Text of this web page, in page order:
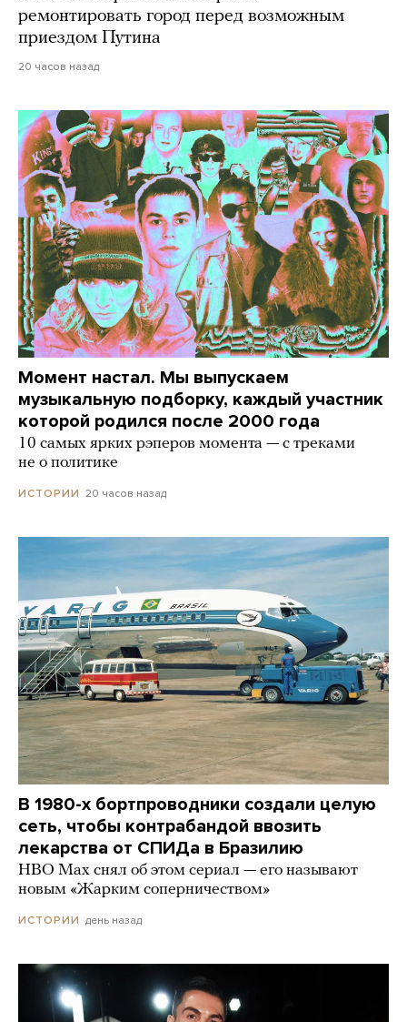
ремонтировать город перед возможным
приездом Путина
20 часов назад
Момент настал. Мы выпускаем
музыкальную подборку, каждый участник
которой родился после 2000 года
10 самых ярких рэперов момента — с треками
не о политике
ИСТОРИИ 20 часов назад
В 1980-х бортпроводники создали целую
сеть, чтобы контрабандой ввозить
лекарства от СПИДа в Бразилию
HBO Max снял об этом сериал — его называют
новым «Жарким соперничеством»
ИСТОРИИ день назад